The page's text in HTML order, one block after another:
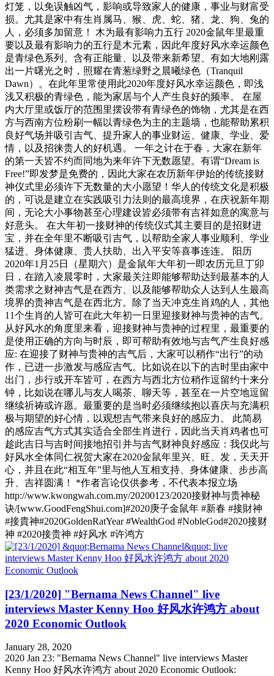
灯笼，以免误触凶气，影响或导致家人的健康，事业与财富受
损。尤其是家中有生肖属马、猴、虎、蛇、猪、龙、狗、兔的
人，必须多加留意！ 木为最有影响力五行 2020金鼠年里最重
要以及最有影响力的五行是木元素，因此年度好风水幸运颜色
是青绿色系列、含有正能量、以及带来新希望、有如大地刚露
出一片曙光之时，照耀在青葱绿野之晨曦绿色（Tranquil
Dawn）。在此年里常使用此2020年度好风水幸运颜色，即浅
浅又积极的青绿色，能为家居与个人产生良好的频率。 在屋
内大厅里或饭厅的范围里摆设带有青绿色的饰物，尤其是在西
方与西南方位粉刷一幅以青绿色为主的主题墙，也能帮助累积
良好气场并吸引吉气、提升家人的事业财运、健康、学业、爱
情，以及招徕贵人的好机遇。 一年之计在于春，大家在新年
的第一天皆不约而同地为来年许下无数愿望。有谓“Dream is
Free!”即发梦是免费的，因此大家在农历新年伊始的传统接财
神仪式里必须许下无数量的大小愿望！华人的传统文化是积极
的，可说是建立在实践吸引力法则的最高境界，在庆祝新年期
间，无论大小事物甚至心理建设皆必须带有吉祥如意的寓意与
好意头。 在大年初一接财神的传统仪式其主要目的是招财进
宝，并在全年里不断吸引吉气，以帮助全家人事业顺利、学业
猛进、身体健康、贵人扶助、出入平安等喜事连连。 阳历
2020年1月25日（星期六）是金鼠年大年初一即农历元旦丁卯
日，在踏入凌晨零时，大家最关注即能够帮助达到最基本的人
类需求之财神吉气是在西方、以及能够帮助众人达到人生最高
境界的贵神吉气是在西北方。除了当天冲克生肖鸡的人，其他
11个生肖的人皆可在此大年初一日里迎接财神与贵神的吉气。
从好风水的角度里来看，迎接财神与贵神的过程里，最重要的
是使用正确的方向与时辰，即可帮助有效地与吉气产生良好感
应: 在迎接了财神与贵神的吉气后，大家可以稍作“出行”的动
作，已进一步激发与感应吉气。比如说在以下的吉时里由家中
出门，步行或开车皆可，在西方与西北方位稍作逗留约十来分
钟，比如说在哪儿与友人喝茶、聊天等，甚至在一片空地逗留
继续祈祷或许愿。最重要的是当时必须继续抱以喜庆与充满积
极与期望的好心情，以观想吉气带来良好的感应力。 此简易
的感应吉气方式其实适合全部生肖进行，因此当天肖鸡者也可
趁此吉日与吉时间接地招引并与吉气财神良好感应：我仅此与
好风水全体同仁祝贺大家在2020金鼠年里兴、旺、发，天天开
心，并且在此“相互年”里与他人互相支持、身体健康、步步高
升、吉祥圆满！ *作者言论仅供参考，不代表本报立场
http://www.kwongwah.com.my/20200123/2020接财神与贵神秘
诀/[www.GoodFengShui.com]#2020庚子金鼠年 #新春 #接財神
#接貴神#2020GoldenRatYear #WealthGod #NobleGod#2020接财
神 #2020接贵神 #好风水 #许鸿方
[23/1/2020] "Bernama News Channel" live
interviews Master Kenny Hoo 好风水许鸿方 about
2020 Economic Outlook
January 28, 2020
2020 Jan 23: "Bernama News Channel" live interviews Master
Kenny Hoo 好风水许鸿方 about 2020 Economic Outlook: